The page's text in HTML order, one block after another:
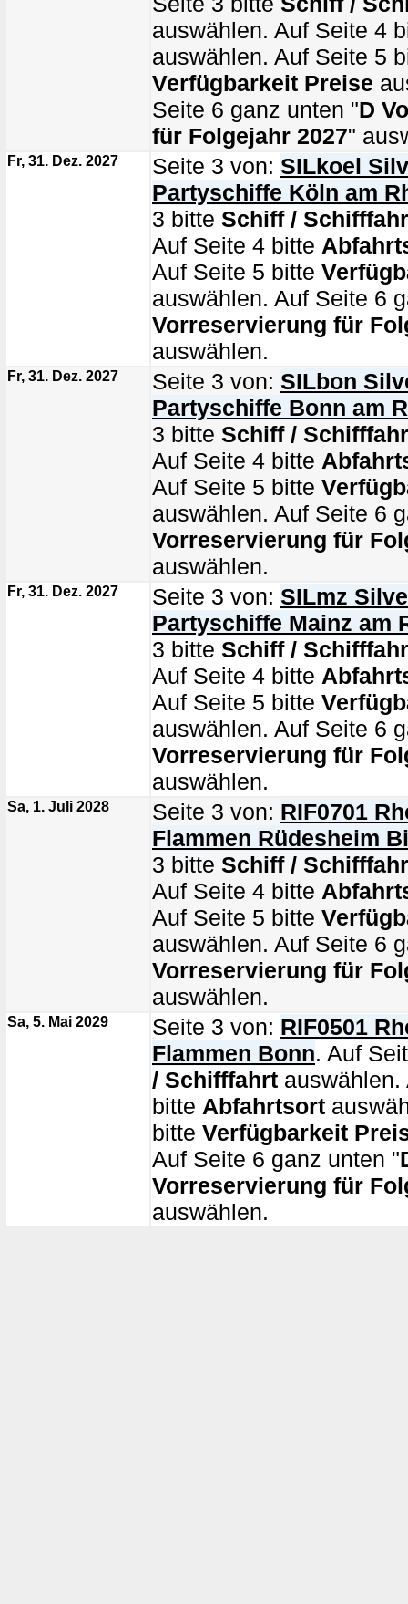
auswählen. Auf Seite 4
auswählen. Auf Seite 5
Verfügbarkeit Preise
Seite 6 ganz unten "D
für Folgejahr 2027"
Fr, 31. Dez. 2027 Seite 3 von: SILkoel
Partyschiffe Köln am
3 bitte Schiff /
Auf Seite 4 bitte
Auf Seite 5 bitte
auswählen. Auf Seite 6
Vorreservierung für
auswählen.
Fr, 31. Dez. 2027 Seite 3 von: SILbon
Partyschiffe Bonn am
3 bitte Schiff /
Auf Seite 4 bitte
Auf Seite 5 bitte
auswählen. Auf Seite 6
Vorreservierung für
auswählen.
Fr, 31. Dez. 2027 Seite 3 von: SILmz
Partyschiffe Mainz am
3 bitte Schiff /
Auf Seite 4 bitte
Auf Seite 5 bitte
auswählen. Auf Seite 6
Vorreservierung für
auswählen.
Sa, 1. Juli 2028 Seite 3 von: RIF0701
Flammen Rüdesheim
3 bitte Schiff /
Auf Seite 4 bitte
Auf Seite 5 bitte
auswählen. Auf Seite 6
Vorreservierung für
auswählen.
Sa, 5. Mai 2029 Seite 3 von: RIF0501
Flammen Bonn. Auf
/ Schifffahrt auswählen.
bitte Abfahrtsort
bitte Verfügbarkeit
Auf Seite 6 ganz unten "
Vorreservierung für
auswählen.